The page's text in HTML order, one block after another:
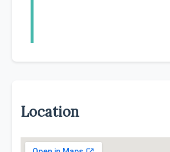
Location